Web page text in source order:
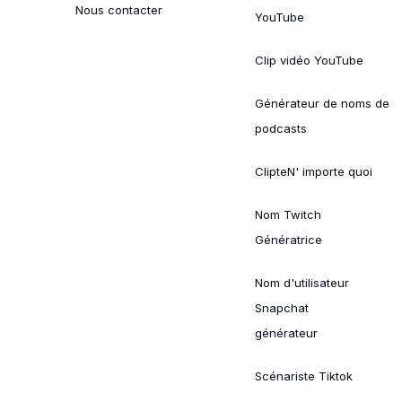
Nous contacter YouTube
Clip vidéo YouTube
Générateur de noms de
podcasts
ClipteN' importe quoi
Nom Twitch
Génératrice
Nom d'utilisateur
Snapchat
générateur
Scénariste Tiktok